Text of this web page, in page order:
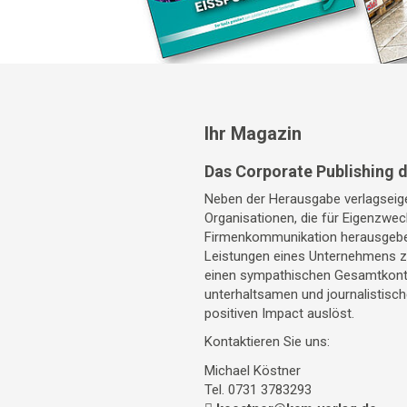
Ihr Magazin
Das Corporate Publishing
Neben der Herausgabe
Organisationen, die für
Firmenkommunikation
Leistungen eines Unternehmens
einen sympathischen
unterhaltsamen und
positiven Impact auslöst.
Kontaktieren Sie uns:
Michael Köstner
Tel. 0731 3783293